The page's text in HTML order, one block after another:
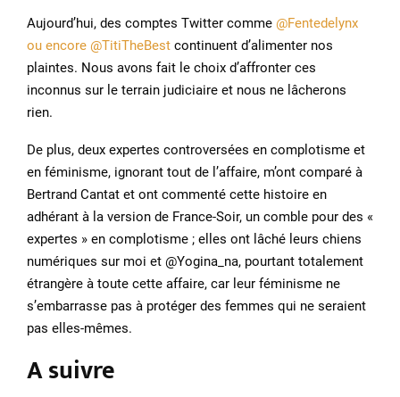
Aujourd’hui, des comptes Twitter comme @Fentedelynx
ou encore @TitiTheBest continuent d’alimenter nos
plaintes. Nous avons fait le choix d’affronter ces
inconnus sur le terrain judiciaire et nous ne lâcherons
rien.
De plus, deux expertes controversées en complotisme et
en féminisme, ignorant tout de l’affaire, m’ont comparé à
Bertrand Cantat et ont commenté cette histoire en
adhérant à la version de France-Soir, un comble pour des «
expertes » en complotisme ; elles ont lâché leurs chiens
numériques sur moi et @Yogina_na, pourtant totalement
étrangère à toute cette affaire, car leur féminisme ne
s’embarrasse pas à protéger des femmes qui ne seraient
pas elles-mêmes.
A suivre